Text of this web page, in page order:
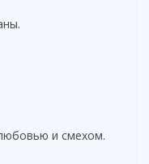
и смехом.